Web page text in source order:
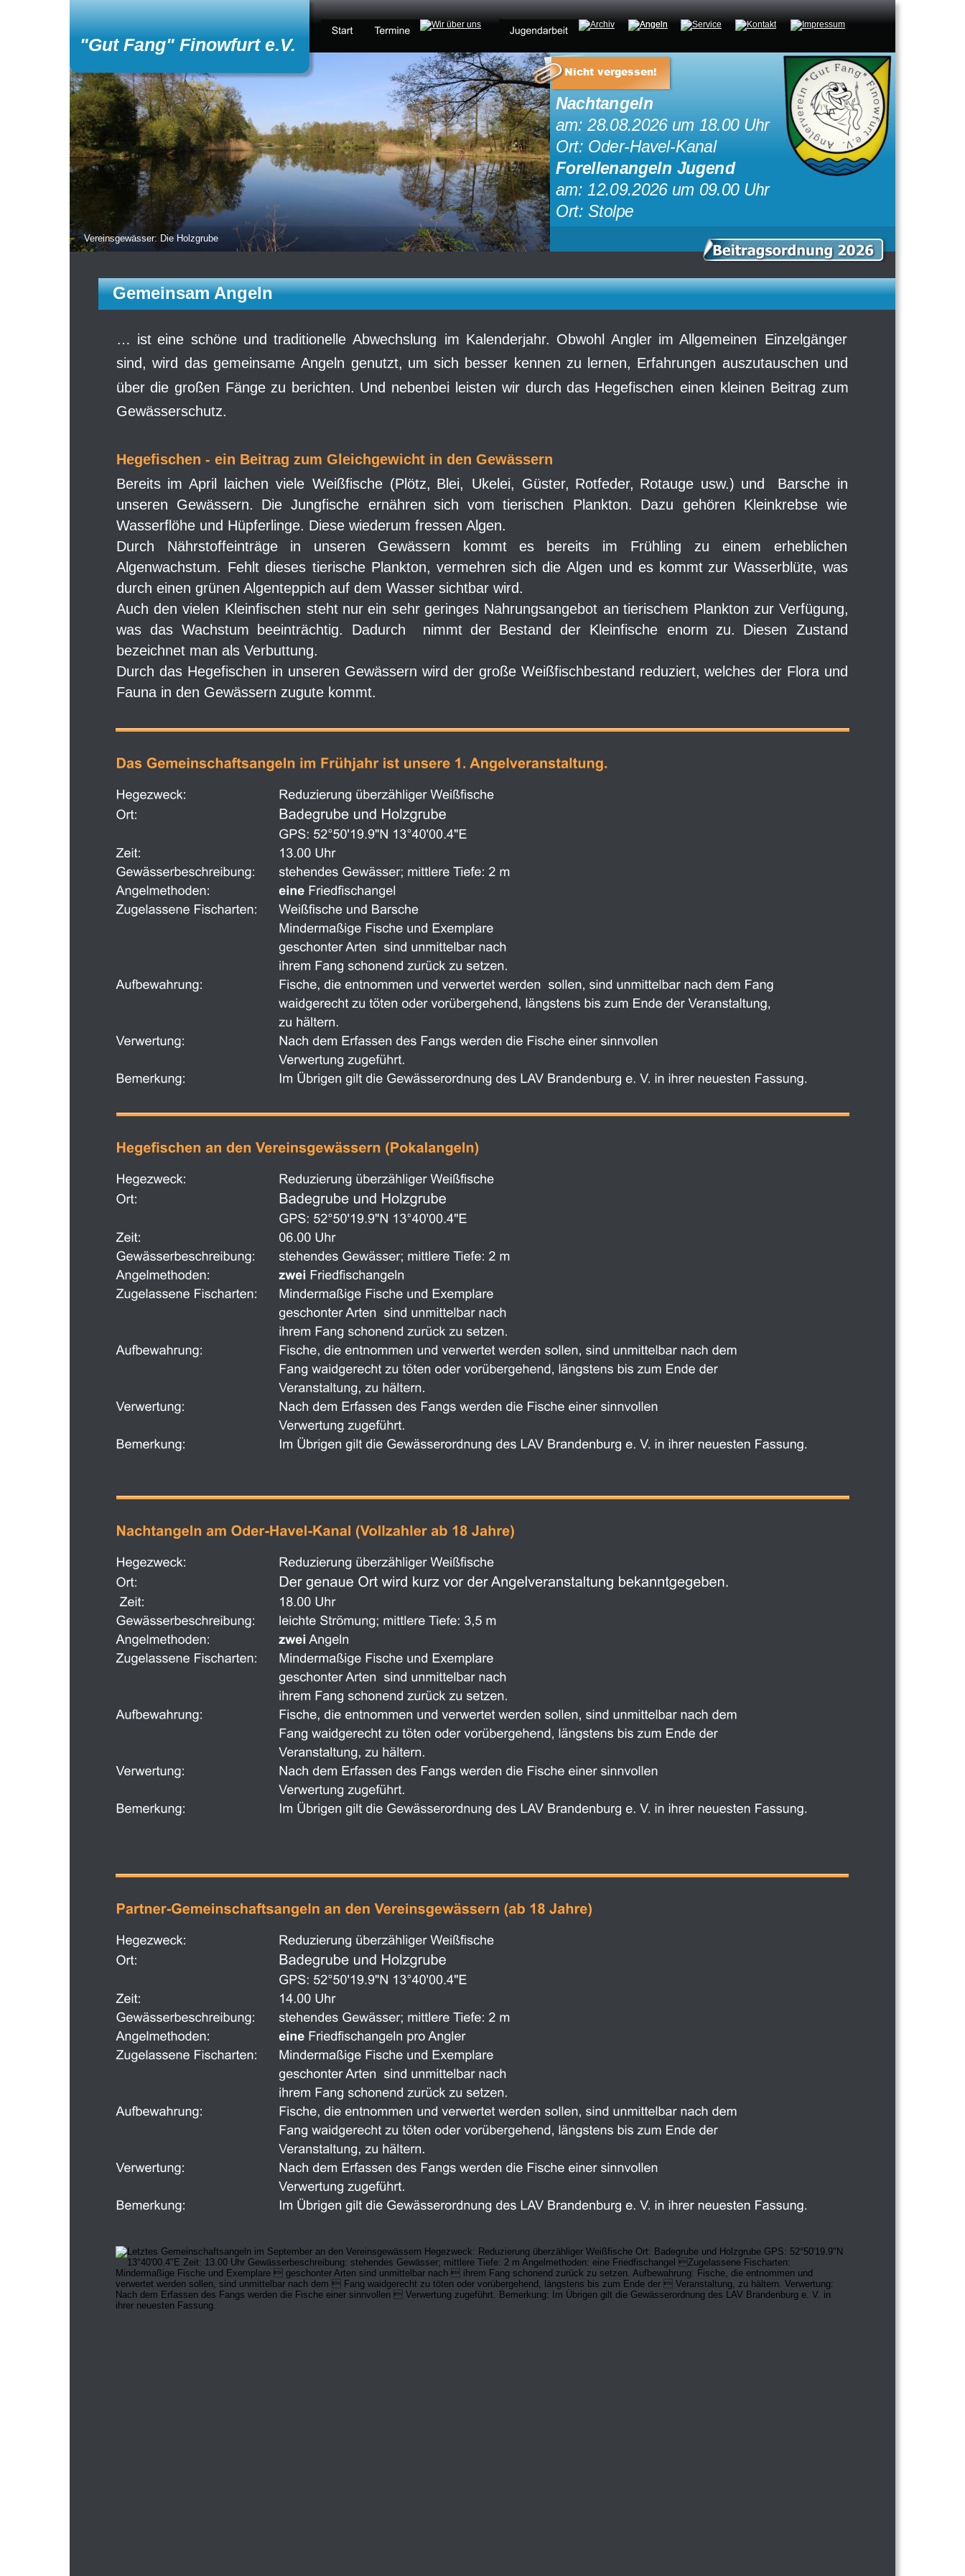
Gemeinsam Angeln
"Gut Fang" Finowfurt e.V.
… ist eine schöne und traditionelle Abwechslung im Kalenderjahr. Obwohl Angler im Allgemeinen Einzelgänger
sind, wird das gemeinsame Angeln genutzt, um sich besser kennen zu lernen, Erfahrungen auszutauschen und
über die großen Fänge zu berichten. Und nebenbei leisten wir durch das Hegefischen einen kleinen Beitrag zum
Gewässerschutz.
Hegefischen - ein Beitrag zum Gleichgewicht in den Gewässern
Bereits im April laichen viele Weißfische (Plötz, Blei, Ukelei, Güster, Rotfeder, Rotauge usw.) und Barsche in
unseren
Gewässern. Die Jungfische ernähren sich vom tierischen Plankton. Dazu gehören Kleinkrebse wie
Wasserflöhe und Hüpferlinge. Diese wiederum fressen Algen.
Durch
Nährstoffeinträge in unseren Gewässern kommt es bereits im Frühling zu einem
erheblichen
Algenwachstum. Fehlt dieses tierische Plankton, vermehren sich die Algen und es kommt zur Wasserblüte, was
durch einen grünen Algenteppich auf dem Wasser sichtbar wird.
Auch den vielen Kleinfischen steht nur ein sehr geringes Nahrungsangebot an tierischem Plankton zur Verfügung,
was das Wachstum beeinträchtig. Dadurch nimmt der Bestand der Kleinfische enorm zu. Diesen
Zustand
bezeichnet man als Verbuttung.
Durch das Hegefischen in unseren Gewässern wird der große Weißfischbestand reduziert, welches der Flora und
Fauna in den Gewässern zugute kommt.
Vereinsgewässer: Die Holzgrube
Nachtangeln
am: 28.08.2026 um 18.00 Uhr
Ort: Oder-Havel-Kanal
Forellenangeln Jugend
am: 12.09.2026 um 09.00 Uhr
Ort: Stolpe
Nicht vergessen!